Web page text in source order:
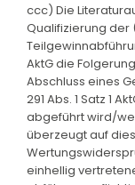
ccc) Die
Qualifizierung der
AktG die
Abschluss eines
291 Abs. 1 Satz 1
abgeführt wird/
überzeugt auf
einhellig